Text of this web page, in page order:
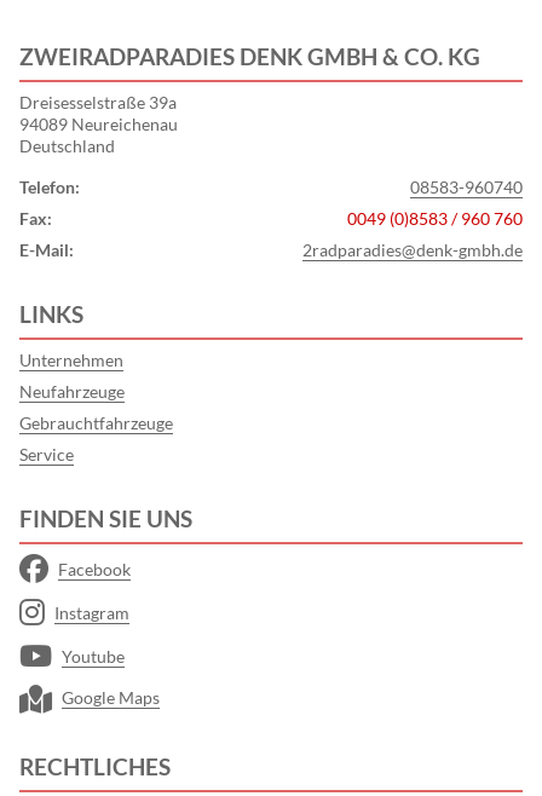
ZWEIRADPARADIES DENK GMBH & CO. KG
Dreisesselstraße 39a
94089 Neureichenau
Deutschland
Telefon:
08583-960740
Fax:
0049 (0)8583 / 960 760
E-Mail:
2radparadies@denk-gmbh.de
LINKS
Unternehmen
Neufahrzeuge
Gebrauchtfahrzeuge
Service
FINDEN SIE UNS
Facebook
Instagram
Youtube
Google Maps
RECHTLICHES